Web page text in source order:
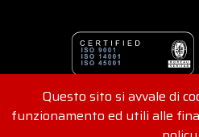
© 2026 DAIKO s.r.l - Viale G.
Questo sito si avvale di
funzionamento ed utili alle